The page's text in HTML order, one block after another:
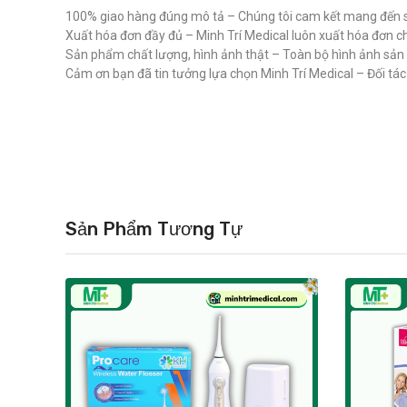
100% giao hàng đúng mô tả – Chúng tôi cam kết mang
Xuất hóa đơn đầy đủ – Minh Trí Medical luôn xuất hóa đơn
Sản phẩm chất lượng, hình ảnh thật – Toàn bộ hình ảnh
Cảm ơn bạn đã tin tưởng lựa chọn Minh Trí Medical – Đối
Sản Phẩm Tương Tự